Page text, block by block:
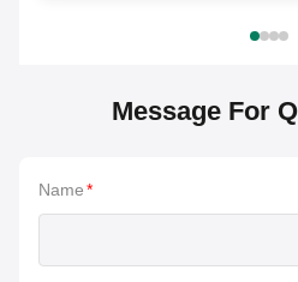
Message For
Name*